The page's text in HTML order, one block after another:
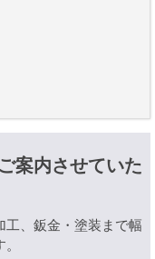
案内させていた
工、鈑金・塗装まで幅